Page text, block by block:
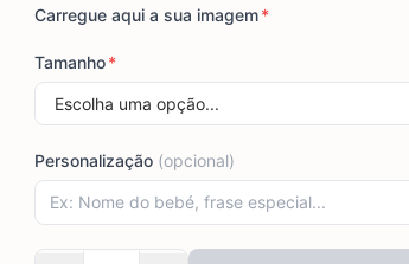
Carregue aqui a sua imagem*
Tamanho*
Personalização (opcional)